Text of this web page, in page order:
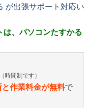
が出張サポート対応い
、パソコンたすかる
（時間制です）
作業料金が無料で